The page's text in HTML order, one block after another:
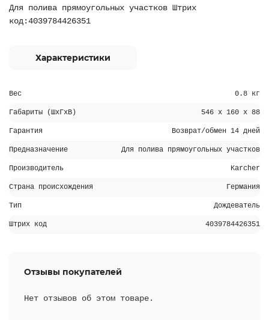
Для полива прямоугольных участков Штрих
код:4039784426351
Характеристики
Вес 0.8 кг
Габариты (ШхГхВ) 546 x 160 x 88
Гарантия Возврат/обмен 14 дней
Предназначение Для полива прямоугольных участков
Производитель Karcher
Страна происхождения Германия
Тип Дождеватель
Штрих код 4039784426351
Отзывы покупателей
Нет отзывов об этом товаре.